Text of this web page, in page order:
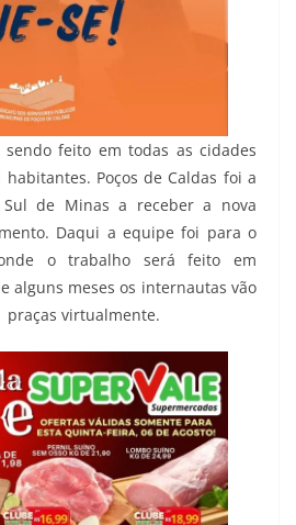
sendo feito em todas as cidades
Poços de Caldas foi a
de Minas a receber a nova
Daqui a equipe foi para o
o trabalho será feito em
alguns meses os internautas vão
virtualmente.